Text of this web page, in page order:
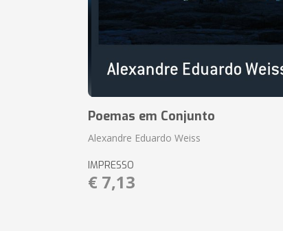
Poemas em Conjunto
Alexandre Eduardo Weiss
IMPRESSO
€ 7,13